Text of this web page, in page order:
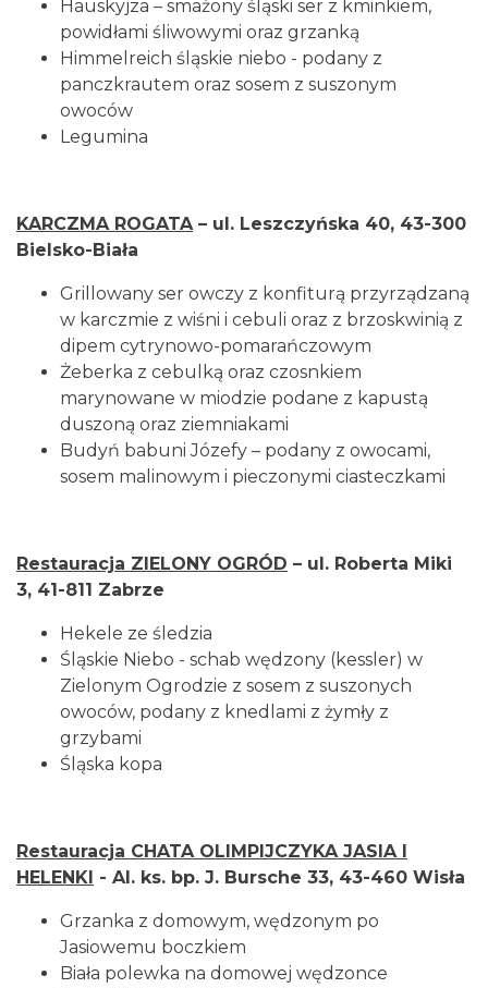
Hauskyjza – smażony śląski ser z kminkiem,
powidłami śliwowymi oraz grzanką
Himmelreich śląskie niebo - podany z
panczkrautem oraz sosem z suszonym
owoców
Legumina
KARCZMA ROGATA– ul. Leszczyńska 40, 43-300
Bielsko-Biała
Grillowany ser owczy z konfiturą przyrządzaną
w karczmie z wiśni i cebuli oraz z brzoskwinią z
dipem cytrynowo-pomarańczowym
Żeberka z cebulką oraz czosnkiem
marynowane w miodzie podane z kapustą
duszoną oraz ziemniakami
Budyń babuni Józefy – podany z owocami,
sosem malinowym i pieczonymi ciasteczkami
Restauracja ZIELONY OGRÓD – ul. Roberta Miki
3, 41-811 Zabrze
Hekele ze śledzia
Śląskie Niebo - schab wędzony (kessler) w
Zielonym Ogrodzie z sosem z suszonych
owoców, podany z knedlami z żymły z
grzybami
Śląska kopa
Restauracja CHATA OLIMPIJCZYKA JASIA I
HELENKI - Al. ks. bp. J. Bursche 33, 43-460 Wisła
Grzanka z domowym, wędzonym po
Jasiowemu boczkiem
Biała polewka na domowej wędzonce